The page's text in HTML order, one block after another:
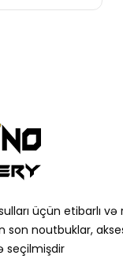
üçün etibarlı və
son noutbuklar,
seçilmişdir